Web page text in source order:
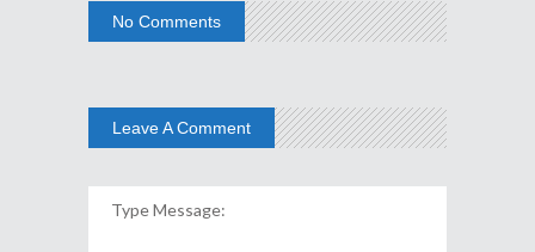
No Comments
Leave A Comment